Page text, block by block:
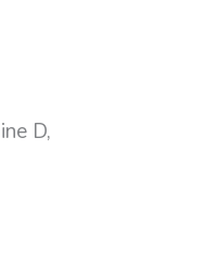
D,